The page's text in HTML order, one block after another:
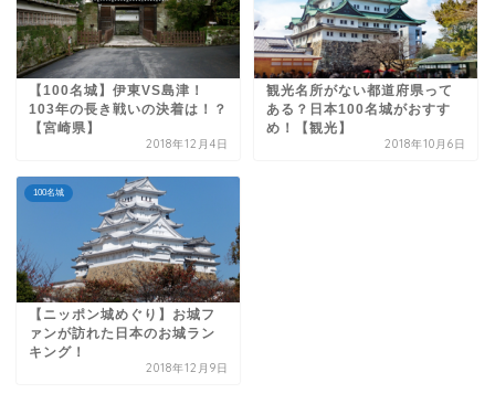
【100名城】伊東VS島津！
103年の長き戦いの決着は！？
【宮崎県】
2018年12月4日
観光名所がない都道府県って
ある？日本100名城がおすす
め！【観光】
2018年10月6日
100名城
【ニッポン城めぐり】お城フ
ァンが訪れた日本のお城ラン
キング！
2018年12月9日